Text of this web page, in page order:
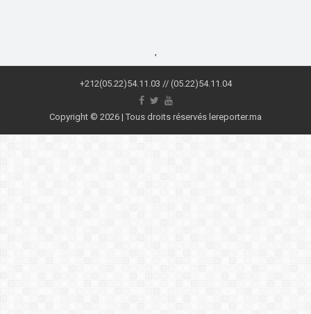
,
+212(05.22)54.11.03 // (05.22)54.11.04
Copyright © 2026 | Tous droits réservés lereporter.ma